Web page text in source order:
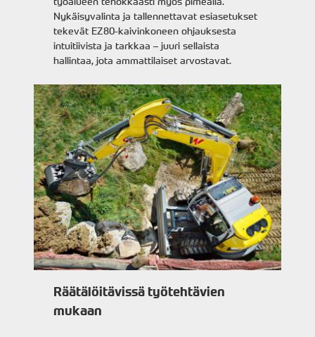
Nykäisyvalinta ja tallennettavat esiasetukset
tekevät EZ80-kaivinkoneen ohjauksesta
intuitiivista ja tarkkaa – juuri sellaista
hallintaa, jota ammattilaiset arvostavat.
Räätälöitävissä työtehtävien
mukaan